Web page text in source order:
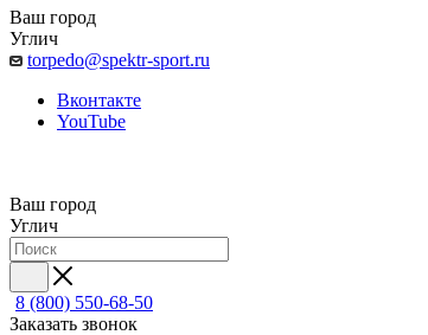
Ваш город
Углич
torpedo@spektr-sport.ru
Вконтакте
YouTube
Ваш город
Углич
8 (800) 550-68-50
Заказать звонок